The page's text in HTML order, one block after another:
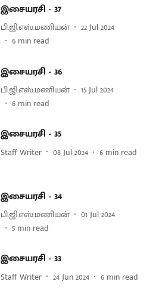
இசையரசி - 37
பி.ஜி.எஸ்.மணியன்
22 Jul 2024
6 min read
இசையரசி - 36
பி.ஜி.எஸ்.மணியன்
15 Jul 2024
6 min read
இசையரசி - 35
Staff Writer 08 Jul 2024 6 min read
இசையரசி - 34
பி.ஜி.எஸ்.மணியன்
01 Jul 2024
5 min read
இசையரசி - 33
Staff Writer 24 Jun 2024 6 min read